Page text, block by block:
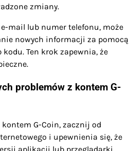
zmiany.
mail lub numer telefonu, może
nowych informacji za pomocą
Ten krok zapewnia, że
problemów z kontem G-
G-Coin, zacznij od
i upewnienia się, że
aplikacji lub przeglądarki.